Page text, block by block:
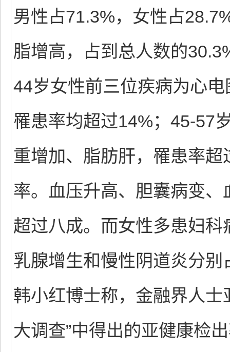
男性占71.3%，女性占
脂增高，占到总人数的
44岁女性前三位疾病为心
罹患率均超过14%；45-57
重增加、脂肪肝，罹患率
率。血压升高、胆囊病变
超过八成。而女性多患妇
乳腺增生和慢性阴道炎分
韩小红博士称，金融界人
大调查”中得出的亚健康检